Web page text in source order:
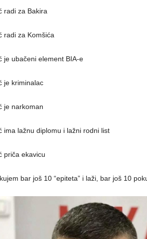
radi za Bakira
radi za Komšića
je ubačeni element BIA-e
je kriminalac
je narkoman
ima lažnu diplomu i lažni rodni list
priča ekavicu
bar još 10 “epiteta” i laži, bar još 10